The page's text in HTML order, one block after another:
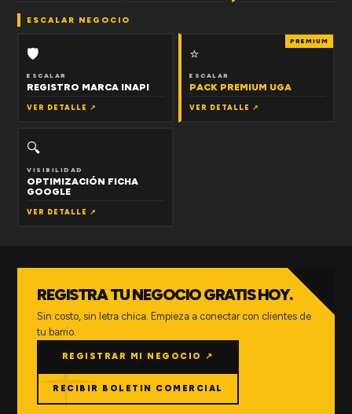
ESCALAR NEGOCIO
🛡
ESCALAR
REGISTRO MARCA INAPI
VER DETALLE ↗
PREMIUM
⭐
ESCALAR
PACK PREMIUM UGA
VER DETALLE ↗
🔍
VISIBILIDAD
OPTIMIZACIÓN FICHA
GOOGLE
VER DETALLE ↗
REGISTRA TU NEGOCIO GRATIS HOY.
Sin costo, sin letra chica. Empieza a conectar con clientes de
tu barrio.
REGISTRAR MI NEGOCIO ↗
RECIBIR BOLETIN COMERCIAL